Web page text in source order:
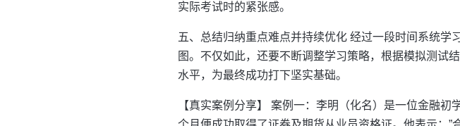
实际考试时的紧张感。
五、总结归纳重点难点并持续优化 经过一段时间系统
图。不仅如此，还要不断调整学习策略，根据模拟测试
水平，为最终成功打下坚实基础。
【真实案例分享】 案例一：李明（化名）是一位金融